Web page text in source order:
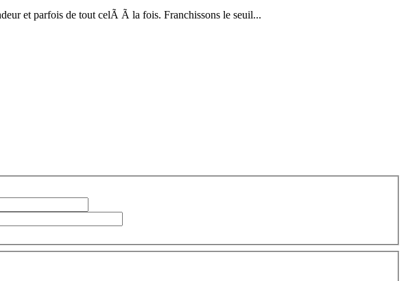
et parfois de tout celÃ Ã la fois. Franchissons le seuil...